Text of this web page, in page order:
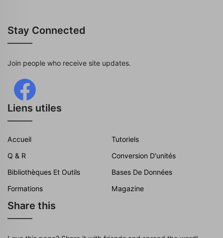
Stay Connected
Join people who receive site updates.
Liens utiles
Accueil
Tutoriels
Q & R
Conversion D'unités
Bibliothèques Et Outils
Bases De Données
Formations
Magazine
Share this